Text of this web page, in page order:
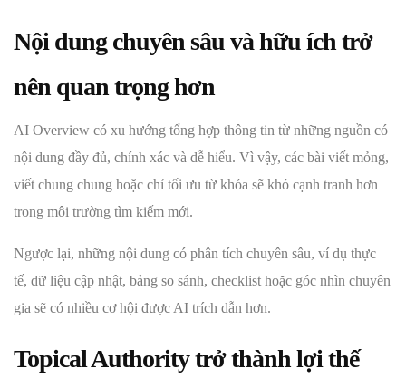
Nội dung chuyên sâu và hữu ích trở
nên quan trọng hơn
AI Overview có xu hướng tổng hợp thông tin từ những nguồn có
nội dung đầy đủ, chính xác và dễ hiểu. Vì vậy, các bài viết mỏng,
viết chung chung hoặc chỉ tối ưu từ khóa sẽ khó cạnh tranh hơn
trong môi trường tìm kiếm mới.
Ngược lại, những nội dung có phân tích chuyên sâu, ví dụ thực
tế, dữ liệu cập nhật, bảng so sánh, checklist hoặc góc nhìn chuyên
gia sẽ có nhiều cơ hội được AI trích dẫn hơn.
Topical Authority trở thành lợi thế